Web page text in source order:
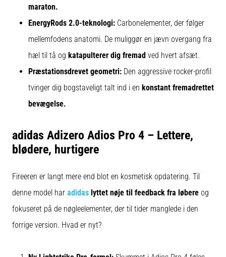
maraton.
EnergyRods 2.0-teknologi: Carbonelementer, der følger
mellemfodens anatomi. De muliggør en jævn overgang fra
hæl til tå og katapulterer dig fremad ved hvert afsæt.
Præstationsdrevet geometri: Den aggressive rocker-profil
tvinger dig bogstaveligt talt ind i en konstant fremadrettet
bevægelse.
adidas Adizero Adios Pro 4 – Lettere,
blødere, hurtigere
Fireeren er langt mere end blot en kosmetisk opdatering. Til
denne model har adidas lyttet nøje til feedback fra løbere og
fokuseret på de nøgleelementer, der til tider manglede i den
forrige version. Hvad er nyt?